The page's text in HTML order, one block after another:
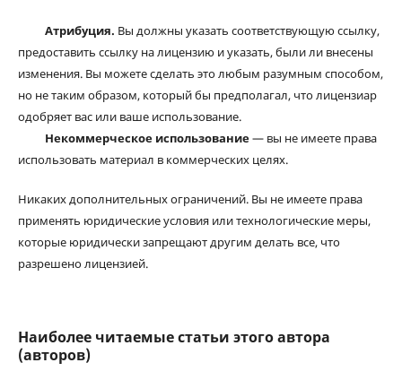
Атрибуция. Вы должны указать соответствующую ссылку,
предоставить ссылку на лицензию и указать, были ли внесены
изменения. Вы можете сделать это любым разумным способом,
но не таким образом, который бы предполагал, что лицензиар
одобряет вас или ваше использование.
Некоммерческое использование— вы не имеете права
использовать материал в коммерческих целях.
Никаких дополнительных ограничений. Вы не имеете права
применять юридические условия или технологические меры,
которые юридически запрещают другим делать все, что
разрешено лицензией.
Наиболее читаемые статьи этого автора
(авторов)